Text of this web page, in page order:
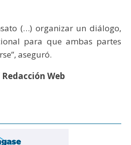
(…) organizar un diálogo,
para que ambas partes
aseguró.
Web